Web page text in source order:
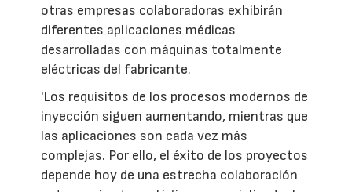
otras empresas colaboradoras exhibirán
diferentes aplicaciones médicas
desarrolladas con máquinas totalmente
eléctricas del fabricante.
'Los requisitos de los procesos modernos de
inyección siguen aumentando, mientras que
las aplicaciones son cada vez más
complejas. Por ello, el éxito de los proyectos
depende hoy de una estrecha colaboración